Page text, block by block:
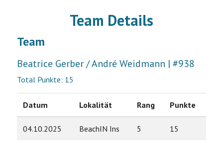
Team Details
Team
Beatrice Gerber / André Weidmann | #938
Total Punkte: 15
Datum Lokalität Rang Punkte
04.10.2025 BeachIN Ins 5 15